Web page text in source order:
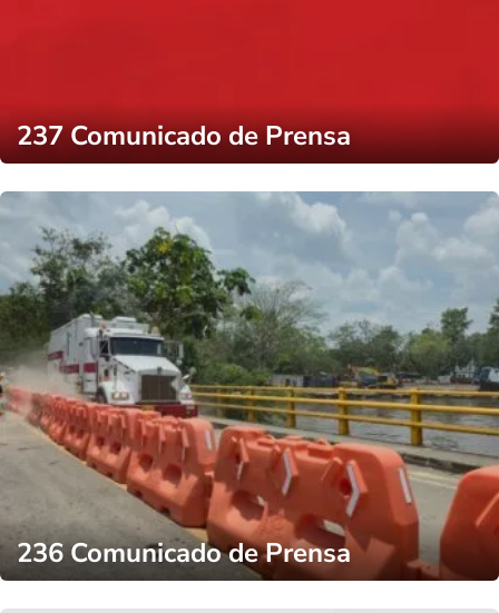
237 Comunicado de Prensa
236 Comunicado de Prensa